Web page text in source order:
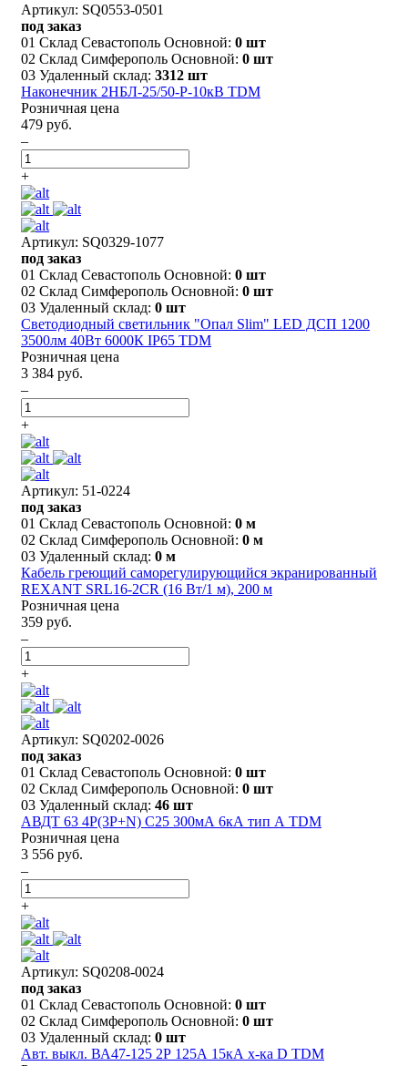
Артикул: SQ0553-0501
под заказ
01 Склад Севастополь Основной: 0 шт
02 Склад Симферополь Основной: 0 шт
03 Удаленный склад: 3312 шт
Наконечник 2НБЛ-25/50-Р-10кВ TDM
Розничная цена
479 руб.
–
+
Артикул: SQ0329-1077
под заказ
01 Склад Севастополь Основной: 0 шт
02 Склад Симферополь Основной: 0 шт
03 Удаленный склад: 0 шт
Светодиодный светильник "Опал Slim" LED ДСП 1200
3500лм 40Вт 6000К IP65 TDM
Розничная цена
3 384 руб.
–
+
Артикул: 51-0224
под заказ
01 Склад Севастополь Основной: 0 м
02 Склад Симферополь Основной: 0 м
03 Удаленный склад: 0 м
Кабель греющий саморегулирующийся экранированный
REXANT SRL16-2CR (16 Вт/1 м), 200 м
Розничная цена
359 руб.
–
+
Артикул: SQ0202-0026
под заказ
01 Склад Севастополь Основной: 0 шт
02 Склад Симферополь Основной: 0 шт
03 Удаленный склад: 46 шт
АВДТ 63 4P(3Р+N) C25 300мА 6кА тип А TDM
Розничная цена
3 556 руб.
–
+
Артикул: SQ0208-0024
под заказ
01 Склад Севастополь Основной: 0 шт
02 Склад Симферополь Основной: 0 шт
03 Удаленный склад: 0 шт
Авт. выкл. ВА47-125 2Р 125А 15кА х-ка D TDM